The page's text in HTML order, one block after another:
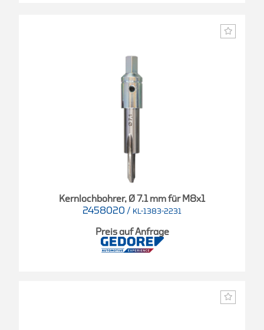
Kernlochbohrer, Ø 7.1 mm für M8x1
2458020 / KL-1383-2231
Preis auf Anfrage